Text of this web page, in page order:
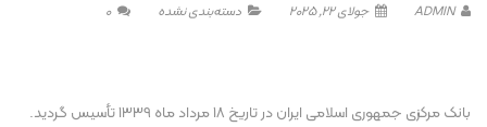
ADMIN جولای 22, 2025 دسته‌بندی نشده 0
بانک مرکزی جمهوری اسلامی ايران در تاريخ 18 مرداد ماه 1339 تأسيس گرديد.